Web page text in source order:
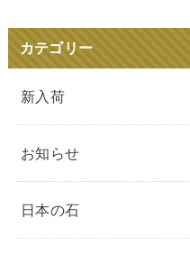
カテゴリー
新入荷
お知らせ
日本の石